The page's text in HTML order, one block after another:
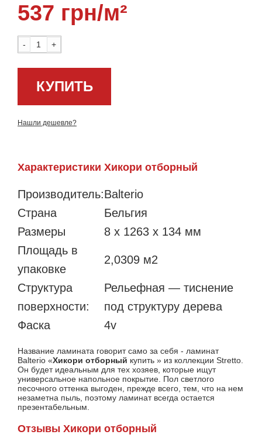
537 грн/м²
- +
КУПИТЬ
Нашли дешевле?
Характеристики Хикори отборный
Производитель:Balterio
Страна
Бельгия
Размеры
8 x 1263 x 134 мм
Площадь в
упаковке
2,0309 м2
Структура
поверхности:
Рельефная — тиснение
под структуру дерева
Фаска
4v
Название ламината говорит само за себя - ламинат
Balterio «Хикори отборный купить » из коллекции Stretto.
Он будет идеальным для тех хозяев, которые ищут
универсальное напольное покрытие. Пол светлого
песочного оттенка выгоден, прежде всего, тем, что на нем
незаметна пыль, поэтому ламинат всегда остается
презентабельным.
Отзывы Хикори отборный